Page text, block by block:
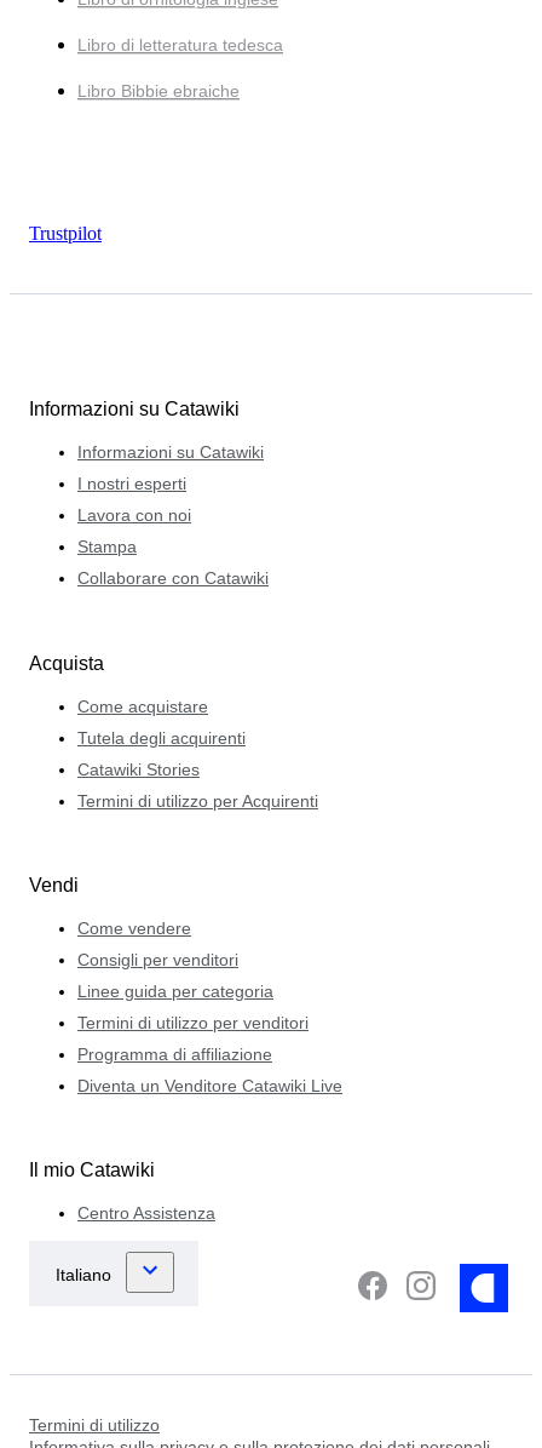
Libro di letteratura tedesca
Libro Bibbie ebraiche
Trustpilot
Informazioni su Catawiki
Informazioni su Catawiki
I nostri esperti
Lavora con noi
Stampa
Collaborare con Catawiki
Acquista
Come acquistare
Tutela degli acquirenti
Catawiki Stories
Termini di utilizzo per Acquirenti
Vendi
Come vendere
Consigli per venditori
Linee guida per categoria
Termini di utilizzo per venditori
Programma di affiliazione
Diventa un Venditore Catawiki Live
Il mio Catawiki
Centro Assistenza
Termini di utilizzo